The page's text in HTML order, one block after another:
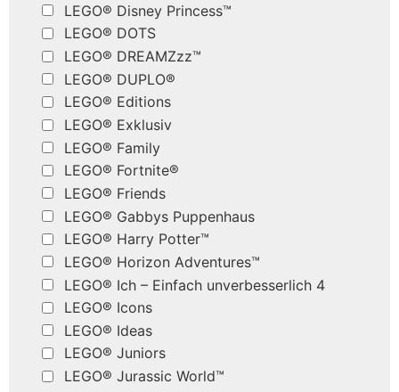
LEGO® Disney Princess™
LEGO® DOTS
LEGO® DREAMZzz™
LEGO® DUPLO®
LEGO® Editions
LEGO® Exklusiv
LEGO® Family
LEGO® Fortnite®
LEGO® Friends
LEGO® Gabbys Puppenhaus
LEGO® Harry Potter™
LEGO® Horizon Adventures™
LEGO® Ich – Einfach unverbesserlich 4
LEGO® Icons
LEGO® Ideas
LEGO® Juniors
LEGO® Jurassic World™